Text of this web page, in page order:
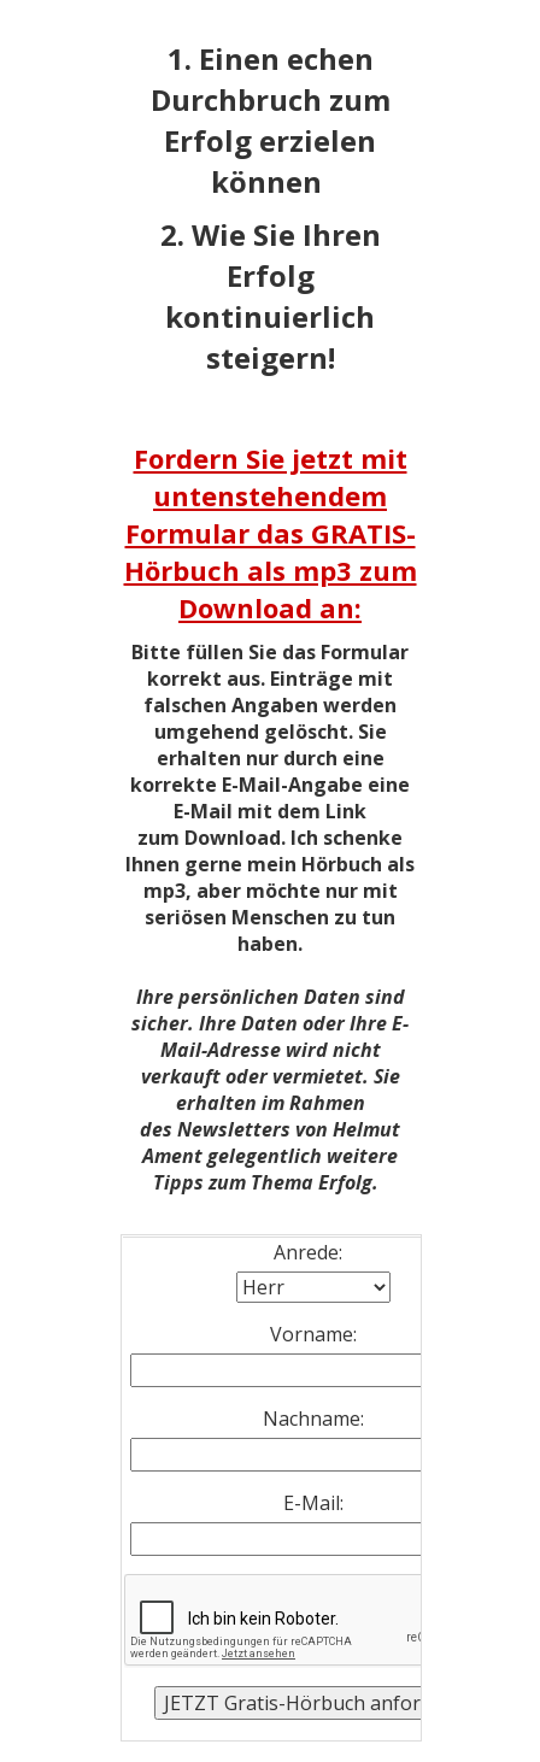
1. Einen echen
Durchbruch zum
Erfolg erzielen
können
2. Wie Sie Ihren
Erfolg
kontinuierlich
steigern!
Fordern Sie jetzt mit
untenstehendem
Formular das GRATIS-
Hörbuch als mp3 zum
Download an:
Bitte füllen Sie das Formular
korrekt aus. Einträge mit
falschen Angaben werden
umgehend gelöscht. Sie
erhalten nur durch eine
korrekte E-Mail-Angabe eine
E-Mail mit dem Link
zum Download. Ich schenke
Ihnen gerne mein Hörbuch als
mp3, aber möchte nur mit
seriösen Menschen zu tun
haben.
Ihre persönlichen Daten sind
sicher. Ihre Daten oder Ihre E-
Mail-Adresse wird nicht
verkauft oder vermietet. Sie
erhalten im Rahmen
des Newsletters von Helmut
Ament gelegentlich weitere
Tipps zum Thema Erfolg.
Anrede:
Vorname:
Nachname:
E-Mail: